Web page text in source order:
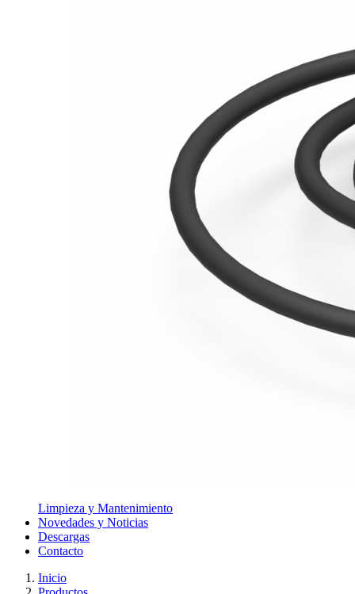
Limpieza y Mantenimiento
Novedades y Noticias
Descargas
Contacto
Inicio